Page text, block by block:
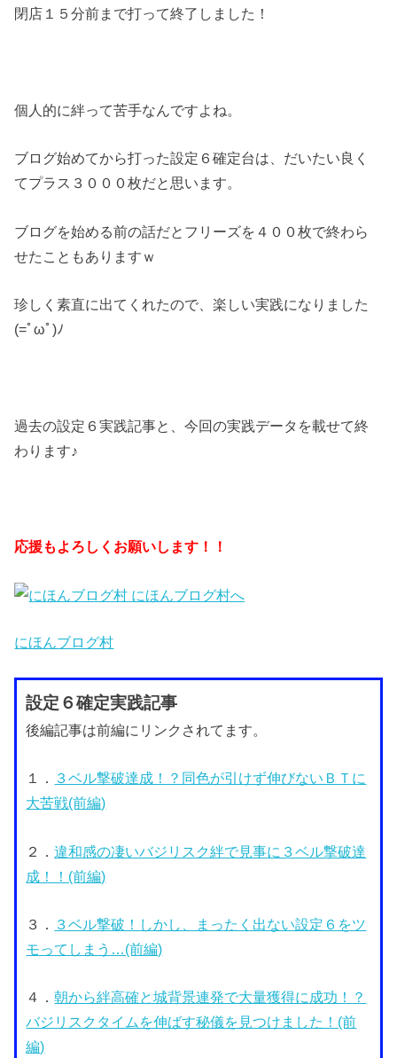
閉店１５分前まで打って終了しました！
個人的に絆って苦手なんですよね。
ブログ始めてから打った設定６確定台は、だいたい良く
てプラス３０００枚だと思います。
ブログを始める前の話だとフリーズを４００枚で終わら
せたこともありますｗ
珍しく素直に出てくれたので、楽しい実践になりました
(=ﾟωﾟ)ﾉ
過去の設定６実践記事と、今回の実践データを載せて終
わります♪
応援もよろしくお願いします！！
にほんブログ村
設定６確定実践記事
後編記事は前編にリンクされてます。
１．
３ベル撃破達成！？同色が引けず伸びないＢＴに
大苦戦(前編)
２．違和感の凄いバジリスク絆で見事に３ベル撃破達
成！！(前編)
３．
３ベル撃破！しかし、まったく出ない設定６をツ
モってしまう…(前編)
４．朝から絆高確と城背景連発で大量獲得に成功！？
バジリスクタイムを伸ばす秘儀を見つけました！(前
編)